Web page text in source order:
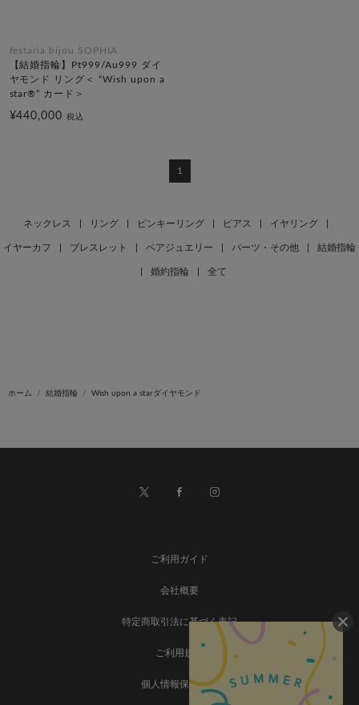
festaria bijou SOPHIA
【結婚指輪】Pt999/Au999 ダイ
ヤモンド リング＜ “Wish upon a
star®” カード＞
¥440,000税込
1
ネックレス リング ピンキーリング ピアス イヤリング
イヤーカフ ブレスレット ペアジュエリー パーツ・その他 結婚指輪
婚約指輪 全て
ホーム 結婚指輪 Wish upon a starダイヤモンド
ご利用ガイド
会社概要
特定商取引法に基づく表記
ご利用規約
個人情報保護方針